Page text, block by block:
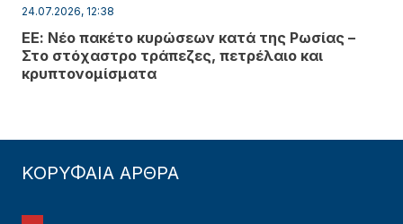
24.07.2026, 12:38
ΕΕ: Νέο πακέτο κυρώσεων κατά της Ρωσίας –
Στο στόχαστρο τράπεζες, πετρέλαιο και
κρυπτονομίσματα
ΚΟΡΥΦΑΙΑ ΑΡΘΡΑ